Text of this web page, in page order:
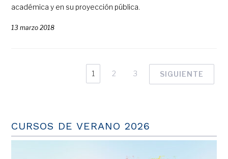
académica y en su proyección pública.
13 marzo 2018
1 2 3 SIGUIENTE
CURSOS DE VERANO 2026